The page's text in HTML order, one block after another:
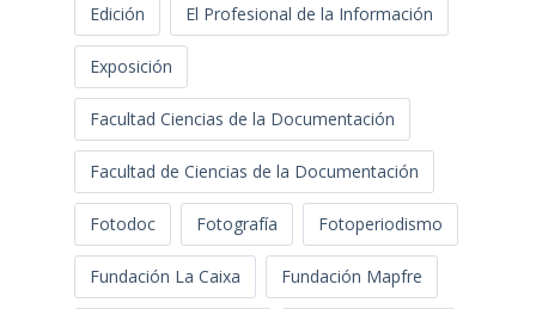
Edición El Profesional de la Información
Exposición
Facultad Ciencias de la Documentación
Facultad de Ciencias de la Documentación
Fotodoc Fotografía Fotoperiodismo
Fundación La Caixa Fundación Mapfre